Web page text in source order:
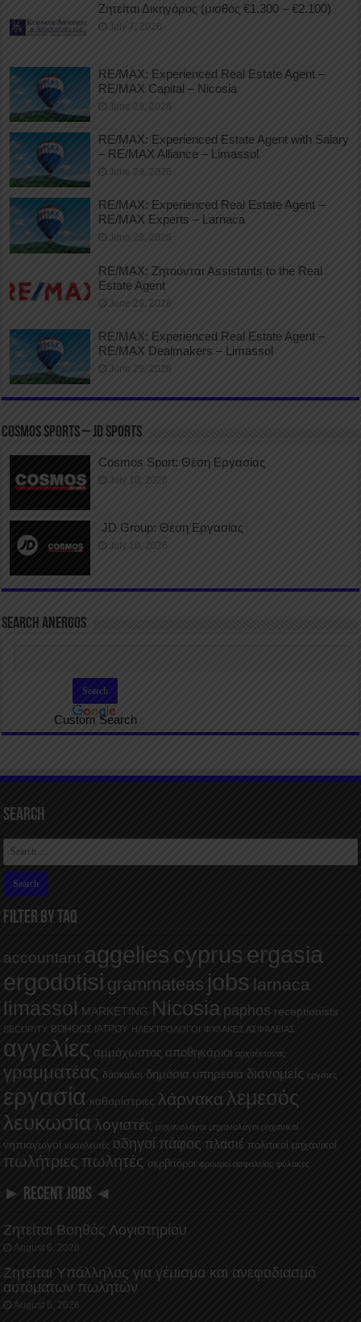
Ζητείται Δικηγόρος (μισθός €1.300 – €2.100)
July 7, 2026
RE/MAX: Experienced Real Estate Agent –
RE/MAX Capital – Nicosia
June 29, 2026
RE/MAX: Experienced Estate Agent with Salary
– RE/MAX Alliance – Limassol
June 29, 2026
RE/MAX: Experienced Real Estate Agent –
RE/MAX Experts – Larnaca
June 29, 2026
RE/MAX: Ζητούνται Assistants to the Real
Estate Agent
June 29, 2026
RE/MAX: Experienced Real Estate Agent –
RE/MAX Dealmakers – Limassol
June 29, 2026
COSMOS SPORTS – JD SPORTS
Cosmos Sport: Θέση Εργασίας
July 10, 2026
JD Group: Θέση Εργασίας
July 10, 2026
SEARCH ANERGOS
Custom Search
Search
FILTER BY TAQ
accountant aggelies cyprus ergasia
ergodotisi grammateas jobs larnaca
limassol MARKETING Nicosia paphos receptionists
SECURITY ΒΟΗΘΟΣ ΙΑΤΡΟΥ ΗΛΕΚΤΡΟΛΟΓΟΙ ΦΥΛΑΚΕΣ ΑΣΦΑΛΕΙΑΣ
αγγελίες αμμόχωστος αποθηκάριοι αρχιτέκτονας
γραμματέας δάσκαλοι δημόσια υπηρεσία διανομείς εργάτες
εργασία καθαρίστριες λάρνακα λεμεσός
λευκωσία λογιστές μηχανολόγοι μηχανολόγοι μηχανικοί
νηπιαγωγοί νοσηλευτές οδηγοί πάφος πλασιέ πολιτικοί μηχανικοί
πωλήτριες πωλητές σερβιτόροι φρουροί ασφαλείας φύλακες
► RECENT JOBS ◄
Ζητείται Βοηθός Λογιστηρίου
August 6, 2026
Ζητείται Υπάλληλος για γέμισμα και ανεφοδιασμό
αυτόματων πωλητών
August 6, 2026